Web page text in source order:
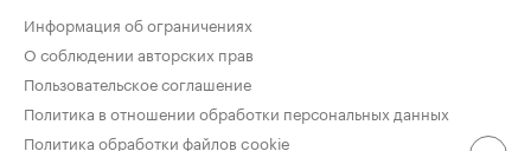
Информация об ограничениях
О соблюдении авторских прав
Пользовательское соглашение
Политика в отношении обработки персональных данных
Политика обработки файлов cookie